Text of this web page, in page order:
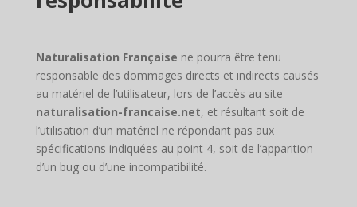
Naturalisation Française ne pourra être tenu
responsable des dommages directs et indirects causés
au matériel de l’utilisateur, lors de l’accès au site
naturalisation-francaise.net, et résultant soit de
l’utilisation d’un matériel ne répondant pas aux
spécifications indiquées au point 4, soit de l’apparition
d’un bug ou d’une incompatibilité.